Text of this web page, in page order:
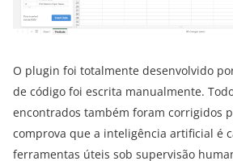
O plugin foi totalmente desenvolvido
de código foi escrita manualmente.
encontrados também foram corrigidos
comprova que a inteligência artificial é
ferramentas úteis sob supervisão